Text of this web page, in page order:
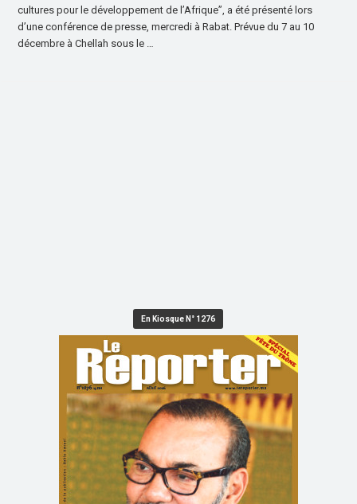
cultures pour le développement de l’Afrique”, a été présenté lors
d’une conférence de presse, mercredi à Rabat. Prévue du 7 au 10
décembre à Chellah sous le …
En Kiosque N° 1276